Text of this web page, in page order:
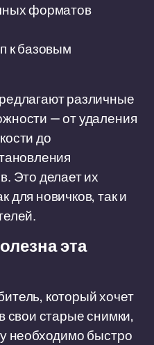
форматов
к базовым
различные
— от удаления
до
Это делает их
новичков, так и
эта
который хочет
свои старые снимки,
необходимо быстро